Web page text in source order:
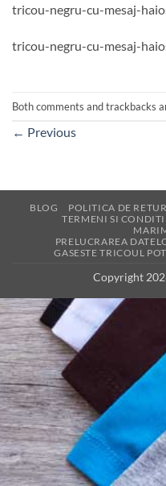
tricou-negru-cu-mesaj-
tricou-negru-cu-mesaj-
Both comments and trackbacks
← Previous
BLOG POLITICA DE
TERMENI SI
PRELUCRAREA
GASESTE TRICOUL
Copyright